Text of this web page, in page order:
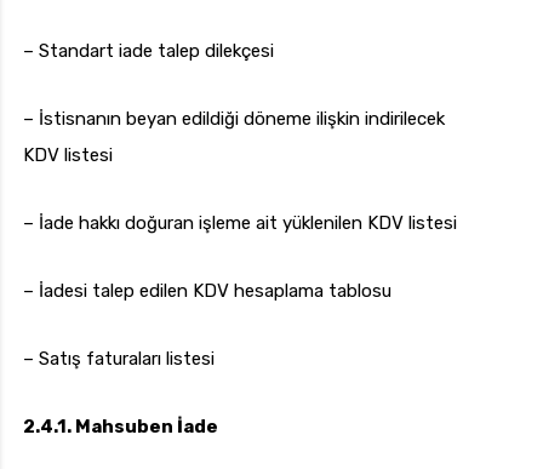
– Standart iade talep dilekçesi
– İstisnanın beyan edildiği döneme ilişkin indirilecek
KDV listesi
– İade hakkı doğuran işleme ait yüklenilen KDV listesi
– İadesi talep edilen KDV hesaplama tablosu
– Satış faturaları listesi
2.4.1. Mahsuben İade